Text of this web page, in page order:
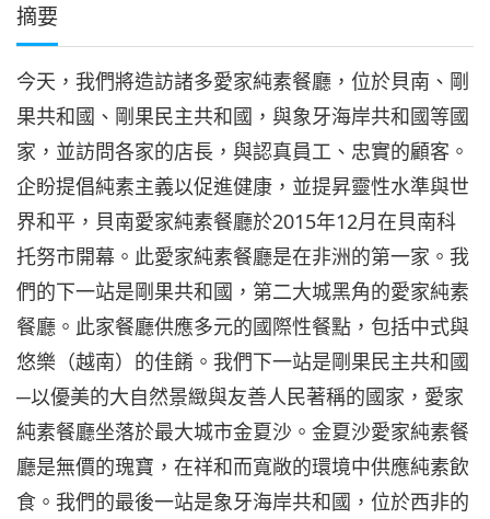
摘要
今天，我們將造訪諸多愛家純素餐廳，位於貝南、剛
果共和國、剛果民主共和國，與象牙海岸共和國等國
家，並訪問各家的店長，與認真員工、忠實的顧客。
企盼提倡純素主義以促進健康，並提昇靈性水準與世
界和平，貝南愛家純素餐廳於2015年12月在貝南科
托努市開幕。此愛家純素餐廳是在非洲的第一家。我
們的下一站是剛果共和國，第二大城黑角的愛家純素
餐廳。此家餐廳供應多元的國際性餐點，包括中式與
悠樂（越南）的佳餚。我們下一站是剛果民主共和國
─以優美的大自然景緻與友善人民著稱的國家，愛家
純素餐廳坐落於最大城市金夏沙。金夏沙愛家純素餐
廳是無價的瑰寶，在祥和而寬敞的環境中供應純素飲
食。我們的最後一站是象牙海岸共和國，位於西非的